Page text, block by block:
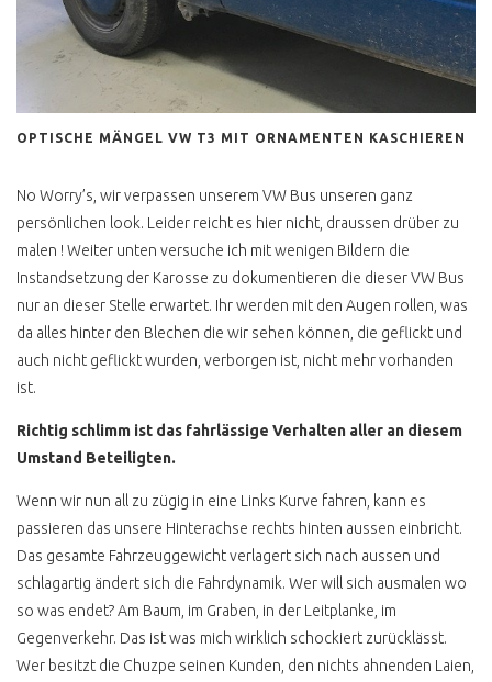
OPTISCHE MÄNGEL VW T3 MIT ORNAMENTEN KASCHIEREN
No Worry’s, wir verpassen unserem VW Bus unseren ganz
persönlichen look. Leider reicht es hier nicht, draussen drüber zu
malen ! Weiter unten versuche ich mit wenigen Bildern die
Instandsetzung der Karosse zu dokumentieren die dieser VW Bus
nur an dieser Stelle erwartet. Ihr werden mit den Augen rollen, was
da alles hinter den Blechen die wir sehen können, die geflickt und
auch nicht geflickt wurden, verborgen ist, nicht mehr vorhanden
ist.
Richtig schlimm ist das fahrlässige Verhalten aller an diesem
Umstand Beteiligten.
Wenn wir nun all zu zügig in eine Links Kurve fahren, kann es
passieren das unsere Hinterachse rechts hinten aussen einbricht.
Das gesamte Fahrzeuggewicht verlagert sich nach aussen und
schlagartig ändert sich die Fahrdynamik. Wer will sich ausmalen wo
so was endet? Am Baum, im Graben, in der Leitplanke, im
Gegenverkehr. Das ist was mich wirklich schockiert zurücklässt.
Wer besitzt die Chuzpe seinen Kunden, den nichts ahnenden Laien,